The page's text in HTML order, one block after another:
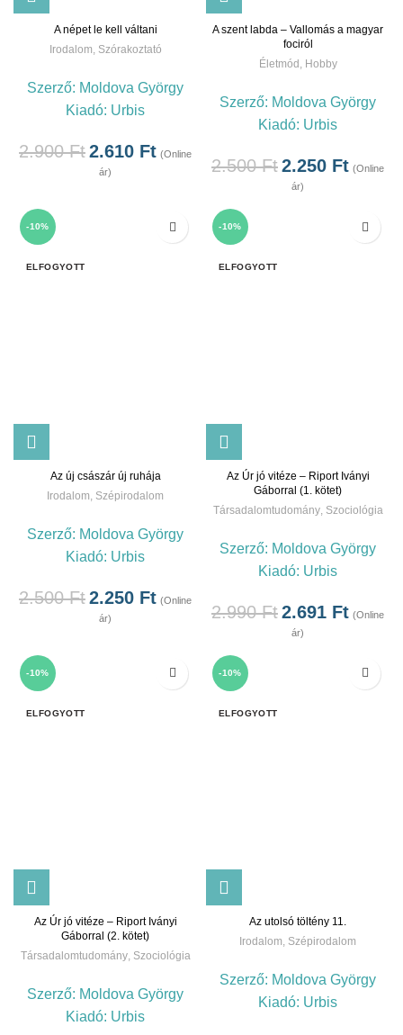
A népet le kell váltani
Irodalom, Szórakoztató
Szerző: Moldova György
Kiadó: Urbis
2.900Ft2.610 Ft (Online
ár)
A szent labda – Vallomás a magyar
fociról
Életmód , Hobby
Szerző: Moldova György
Kiadó: Urbis
2.500Ft2.250 Ft (Online
ár)
-10%
ELFOGYOTT
Az új császár új ruhája
Irodalom Szépirodalom
Szerző: Moldova György
Kiadó: Urbis
2.500Ft2.250 Ft (Online
ár)
-10%
ELFOGYOTT
Az Úr jó vitéze – Riport Iványi
Gáborral (1. kötet)
Társadalomtudomány, Szociológia
Szerző: Moldova György
Kiadó: Urbis
2.990Ft2.691 Ft (Online
ár)
-10%
ELFOGYOTT
Az Úr jó vitéze – Riport Iványi
Gáborral (2. kötet)
Társadalomtudomány, Szociológia
Szerző: Moldova György
Kiadó: Urbis
-10%
ELFOGYOTT
Az utolsó töltény 11.
Irodalom, Szépirodalom
Szerző: Moldova György
Kiadó: Urbis